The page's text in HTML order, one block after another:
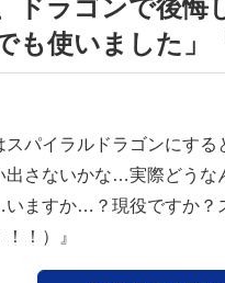
ドラゴンで後
も使いました」
スパイラルドラゴンにす
出さないかな…実際どう
ますか…？現役ですか？
！）』